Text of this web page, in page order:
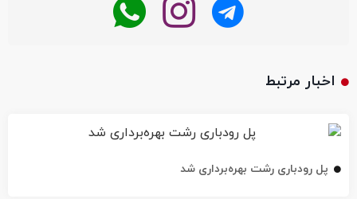
اخبار مرتبط
پل رودباری رشت بهره‌برداری شد